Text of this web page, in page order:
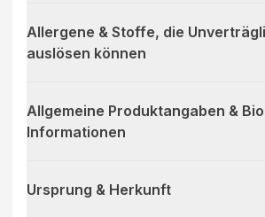
Allergene & Stoffe, die
auslösen können
Allgemeine Produktangaben &
Informationen
Ursprung & Herkunft